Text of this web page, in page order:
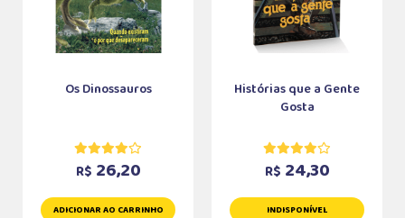
Os Dinossauros
R$ 26,20
ADICIONAR AO CARRINHO
Histórias que a Gente
Gosta
R$ 24,30
INDISPONÍVEL